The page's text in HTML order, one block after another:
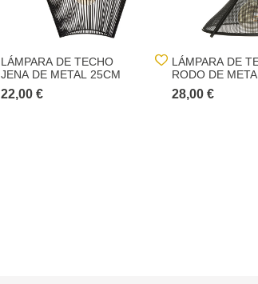
LÁMPARA DE TECHO
JENA DE METAL 25CM
22,00 €
LÁMPARA DE
RODO DE
32X25.5CM
28,00 €